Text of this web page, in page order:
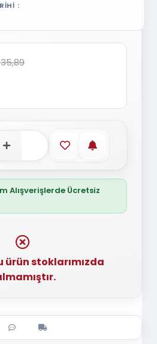
Favorilere ekle
Stoğa
Alışverişlerde Ücretsiz
ürün stoklarımızda